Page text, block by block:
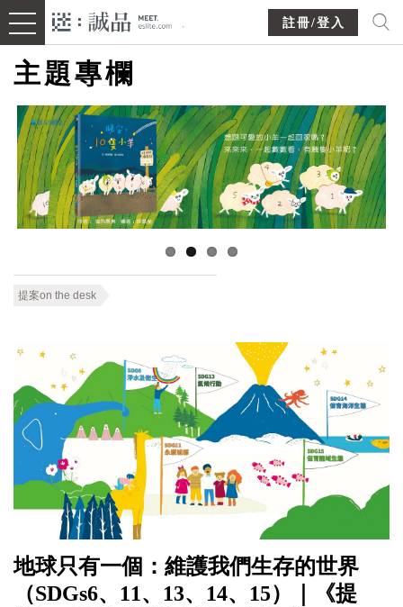
註冊/登入
主題專欄
提案on the desk
地球只有一個：維護我們生存的世界
（SDGs6、11、13、14、15）｜《提